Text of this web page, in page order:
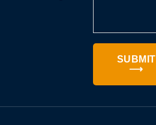
SUBMIT
⟶